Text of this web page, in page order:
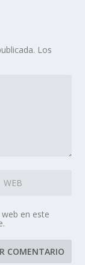
Los
en este